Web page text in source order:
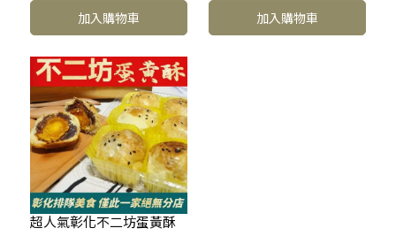
加入購物車 加入購物車
超人氣彰化不二坊蛋黃酥